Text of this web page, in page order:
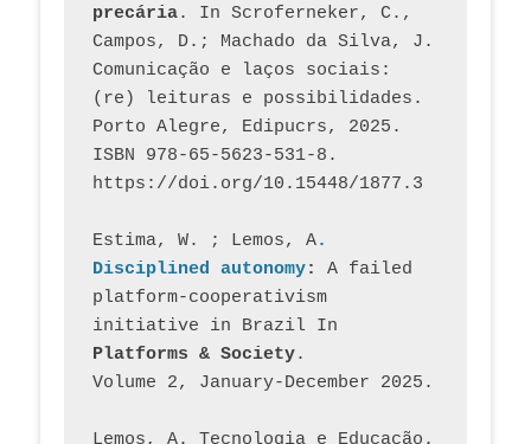
precária. In Scroferneker, C.,
Campos, D.; Machado da Silva, J.
Comunicação e laços sociais:
(re) leituras e possibilidades.
Porto Alegre, Edipucrs, 2025.
ISBN 978-65-5623-531-8.
https://doi.org/10.15448/1877.3
Estima, W. ; Lemos, A.
Disciplined autonomy: A failed
platform-cooperativism
initiative in Brazil In
Platforms & Society.
Volume 2, January-December 2025.